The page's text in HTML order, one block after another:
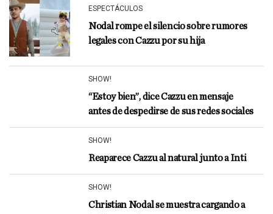
ESPECTÁCULOS
Nodal rompe el silencio sobre rumores
legales con Cazzu por su hija
SHOW!
“Estoy bien”, dice Cazzu en mensaje
antes de despedirse de sus redes sociales
SHOW!
Reaparece Cazzu al natural junto a Inti
SHOW!
Christian Nodal se muestra cargando a